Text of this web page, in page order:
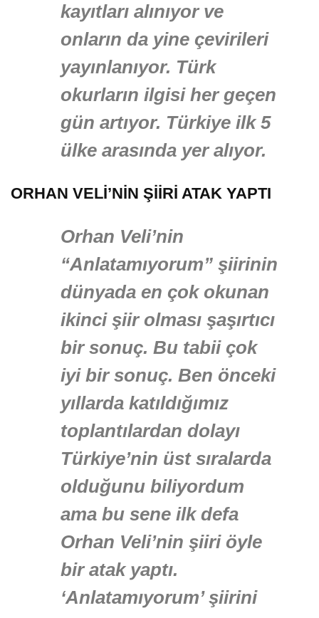
kayıtları alınıyor ve
onların da yine çevirileri
yayınlanıyor. Türk
okurların ilgisi her geçen
gün artıyor. Türkiye ilk 5
ülke arasında yer alıyor.
ORHAN VELİ’NİN ŞİİRİ ATAK YAPTI
Orhan Veli’nin
“Anlatamıyorum” şiirinin
dünyada en çok okunan
ikinci şiir olması şaşırtıcı
bir sonuç. Bu tabii çok
iyi bir sonuç. Ben önceki
yıllarda katıldığımız
toplantılardan dolayı
Türkiye’nin üst sıralarda
olduğunu biliyordum
ama bu sene ilk defa
Orhan Veli’nin şiiri öyle
bir atak yaptı.
‘Anlatamıyorum’ şiirini